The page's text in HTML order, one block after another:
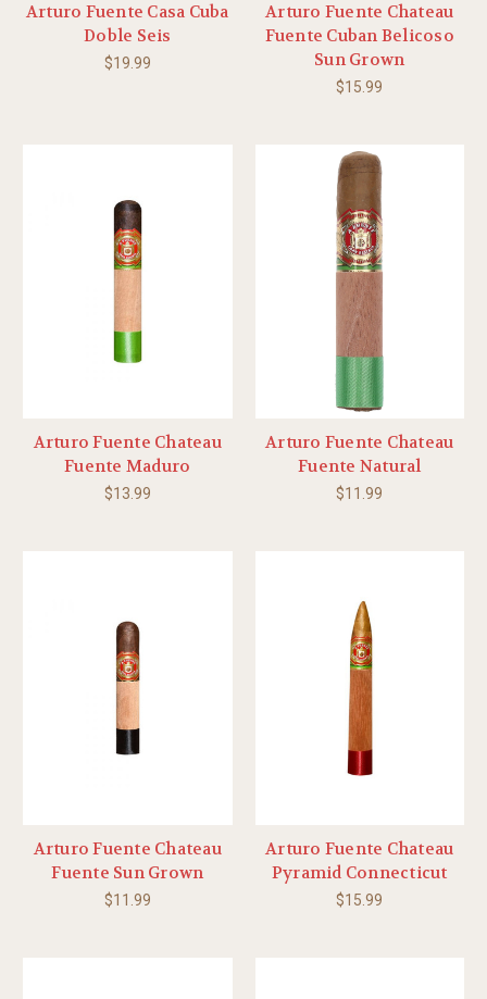
Arturo Fuente Casa Cuba
Doble Seis
$19.99
Arturo Fuente Chateau
Fuente Cuban Belicoso
Sun Grown
$15.99
Arturo Fuente Chateau
Fuente Maduro
$13.99
Arturo Fuente Chateau
Fuente Natural
$11.99
Arturo Fuente Chateau
Fuente Sun Grown
$11.99
Arturo Fuente Chateau
Pyramid Connecticut
$15.99